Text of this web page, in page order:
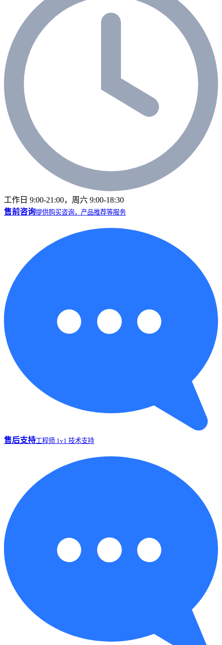
工作日 9:00-21:00，周六 9:00-18:30
售前咨询提供购买咨询，产品推荐等服务
售后支持工程师 1v1 技术支持